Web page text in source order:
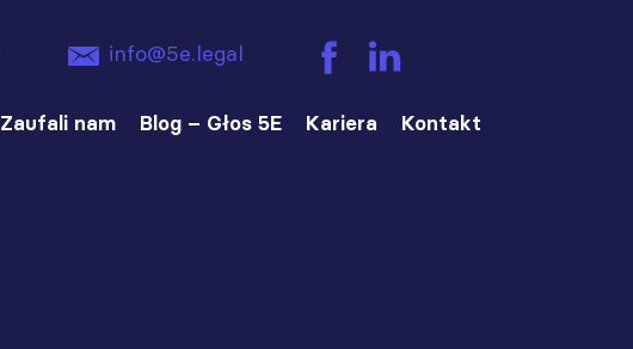
info@5e.legal
Zaufali nam Blog – Głos 5E Kariera Kontakt